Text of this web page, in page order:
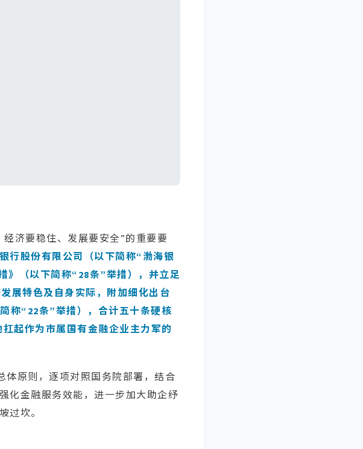
济要稳住、发展要安全”的重要要
行股份有限公司（以下简称“渤海银
》（以下简称“28条”举措），并立足
展特色及自身实际，附加细化出台
称“22条”举措），合计五十条硬核
起作为市属国有金融企业主力军的
体原则，逐项对照国务院部署，结合
化金融服务效能，进一步加大助企纾
过坎。